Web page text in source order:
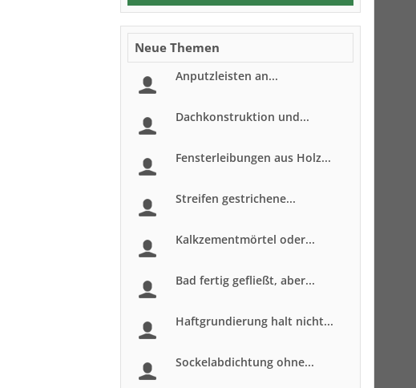
Neue Themen
Anputzleisten an...
Dachkonstruktion und...
Fensterleibungen aus Holz...
Streifen gestrichene...
Kalkzementmörtel oder...
Bad fertig gefließt, aber...
Haftgrundierung halt nicht...
Sockelabdichtung ohne...